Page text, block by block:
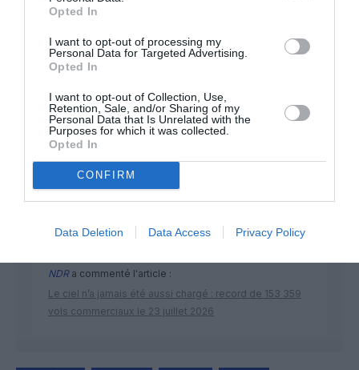
Opted In
I want to opt-out of processing my
Personal Data for Targeted Advertising.
Opted In
I want to opt-out of Collection, Use,
Retention, Sale, and/or Sharing of my
Personal Data that Is Unrelated with the
Purposes for which it was collected.
Opted In
CONFIRM
Data Deletion Data Access Privacy Policy
DERNIERS COMMENTAIRES
a commenté l'article :
NDRa commenté l'article :
Le ciel n’a jamais été aussi chargé : record de 153 359
vols commerciaux le 23 juillet 2026